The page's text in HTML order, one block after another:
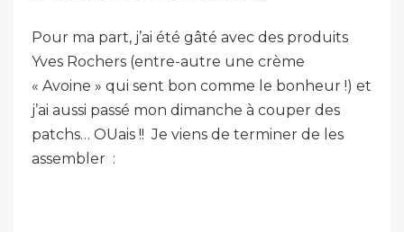
Pour ma part, j’ai été gâté avec des produits
Yves Rochers (entre-autre une crème
« Avoine » qui sent bon comme le bonheur !) et
j’ai aussi passé mon dimanche à couper des
patchs… OUais !! Je viens de terminer de les
assembler :